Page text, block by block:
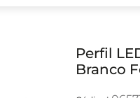
Perfil
Branco